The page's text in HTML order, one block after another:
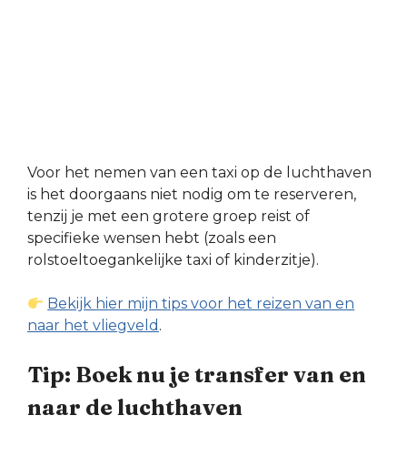
Voor het nemen van een taxi op de luchthaven
is het doorgaans niet nodig om te reserveren,
tenzij je met een grotere groep reist of
specifieke wensen hebt (zoals een
rolstoeltoegankelijke taxi of kinderzitje).
Bekijk hier mijn tips voor het reizen van en
naar het vliegveld .
Tip: Boek nu je transfer van en
naar de luchthaven